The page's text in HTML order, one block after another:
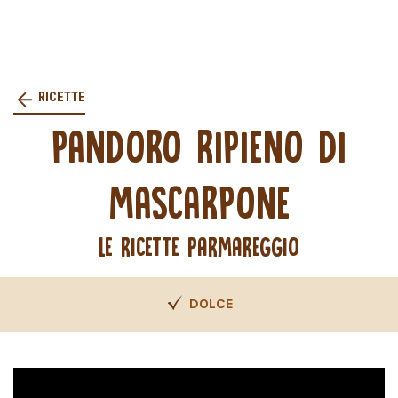
RICETTE
PANDORO RIPIENO DI
MASCARPONE
LE RICETTE PARMAREGGIO
DOLCE